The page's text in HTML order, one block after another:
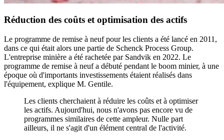
Réduction des coûts et optimisation des actifs
Le programme de remise à neuf pour les clients a été lancé en 2011,
dans ce qui était alors une partie de Schenck Process Group.
L'entreprise minière a été rachetée par Sandvik en 2022. Le
programme de remise à neuf a débuté pendant le boom minier, à une
époque où d'importants investissements étaient réalisés dans
l'équipement, explique M. Gentile.
Les clients cherchaient à réduire les coûts et à optimiser
les actifs. Aujourd'hui, nous n'avons pas encore vu de
programmes similaires de cette ampleur. Nulle part
ailleurs, il ne s'agit d'un élément central de l'activité.